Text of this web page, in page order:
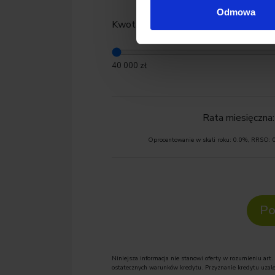
Odmowa
✅Oferujemy pod dachem ponad 100
tym BMW, MINI, Jaguar i Land Rover, z
serwisową.
Kwota finansowania:
40 000 zł
Rata miesięczna:
Oprocentowanie w skali roku: 0.0%, RRSO:
Niniejsza informacja nie stanowi oferty w rozumieniu
ostatecznych warunków kredytu. Przyznanie kredytu